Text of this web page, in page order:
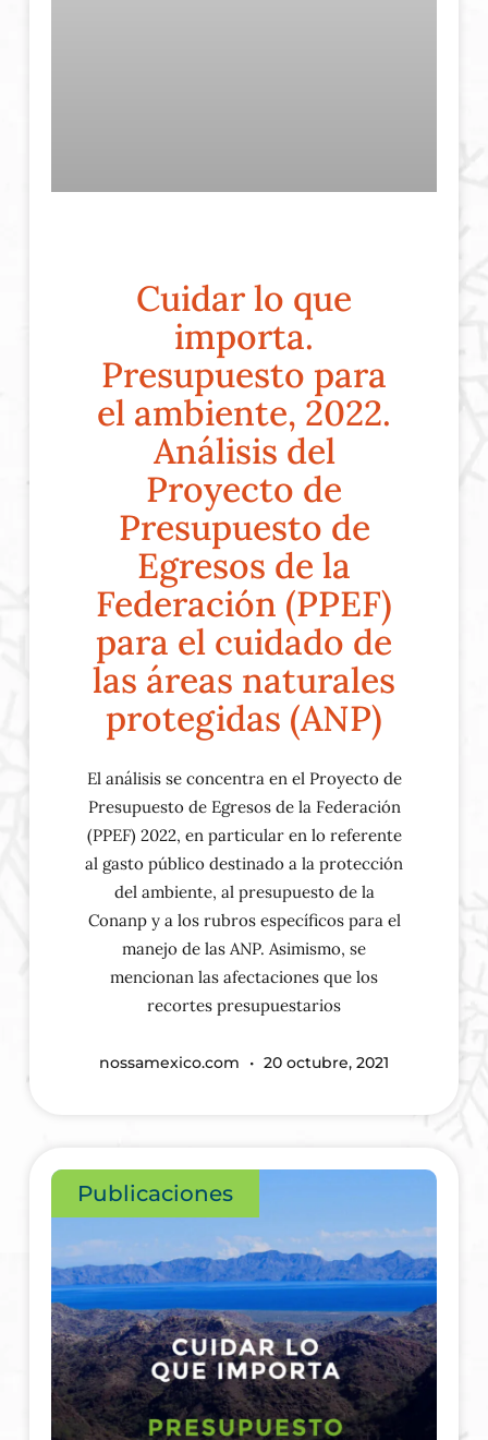
Cuidar lo que
importa.
Presupuesto para
el ambiente, 2022.
Análisis del
Proyecto de
Presupuesto de
Egresos de la
Federación (PPEF)
para el cuidado de
las áreas naturales
protegidas (ANP)
El análisis se concentra en el Proyecto de
Presupuesto de Egresos de la Federación
(PPEF) 2022, en particular en lo referente
al gasto público destinado a la protección
del ambiente, al presupuesto de la
Conanp y a los rubros específicos para el
manejo de las ANP. Asimismo, se
mencionan las afectaciones que los
recortes presupuestarios
nossamexico.com 20 octubre, 2021
Publicaciones